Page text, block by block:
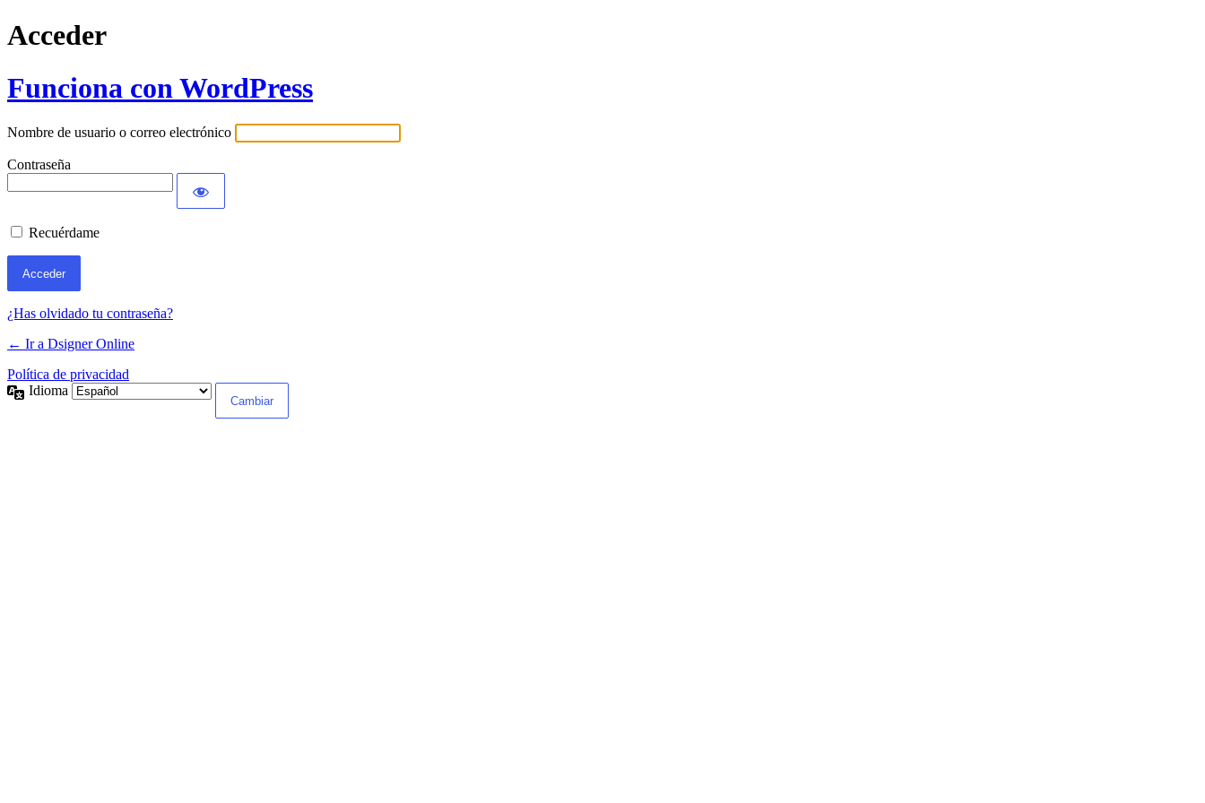
Acceder
Funciona con WordPress
Nombre de usuario o correo electrónico
Contraseña
Recuérdame
¿Has olvidado tu contraseña?
← Ir a Dsigner Online
Política de privacidad
Idioma